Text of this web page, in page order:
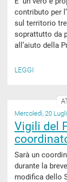
contributo per
sul territorio
soprattutto da
all’aiuto della
LEGGI
Mercoledì, 20
Vigili del
Sarà un
durante la
modifica dello